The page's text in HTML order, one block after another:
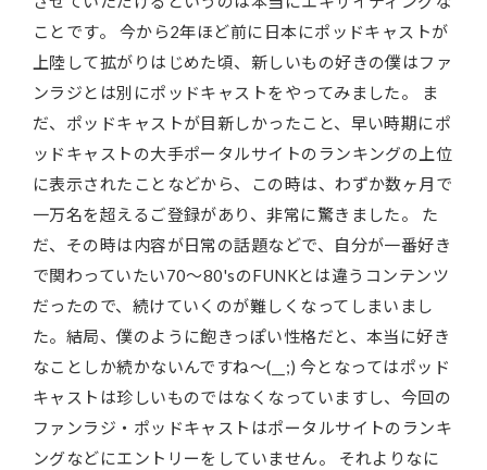
ことです。 今から2年ほど前に日本にポッドキャストが
上陸して拡がりはじめた頃、新しいもの好きの僕はファ
ンラジとは別にポッドキャストをやってみました。 ま
だ、ポッドキャストが目新しかったこと、早い時期にポ
ッドキャストの大手ポータルサイトのランキングの上位
に表示されたことなどから、この時は、わずか数ヶ月で
一万名を超えるご登録があり、非常に驚きました。 た
だ、その時は内容が日常の話題などで、自分が一番好き
で関わっていたい70～80'sのFUNKとは違うコンテンツ
だったので、続けていくのが難しくなってしまいまし
た。結局、僕のように飽きっぽい性格だと、本当に好き
なことしか続かないんですね～(__;) 今となってはポッド
キャストは珍しいものではなくなっていますし、今回の
ファンラジ・ポッドキャストはポータルサイトのランキ
ングなどにエントリーをしていません。 それよりなに